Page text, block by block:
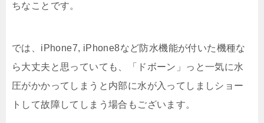
ちなことです。
では、iPhone7, iPhone8など防水機能が付いた機種な
ら大丈夫と思っていても、「ドボーン」っと一気に水
圧がかかってしまうと内部に水が入ってしましショー
トして故障してしまう場合もございます。